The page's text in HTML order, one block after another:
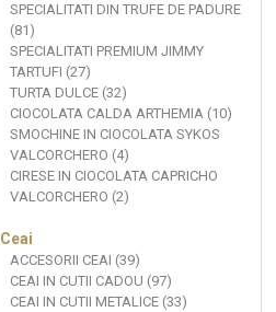
SPECIALITATI DIN TRUFE DE PADURE
(81)
SPECIALITATI PREMIUM JIMMY
TARTUFI (27)
TURTA DULCE (32)
CIOCOLATA CALDA ARTHEMIA (10)
SMOCHINE IN CIOCOLATA SYKOS
VALCORCHERO (4)
CIRESE IN CIOCOLATA CAPRICHO
VALCORCHERO (2)
Ceai
ACCESORII CEAI (39)
CEAI IN CUTII CADOU (97)
CEAI IN CUTII METALICE (33)